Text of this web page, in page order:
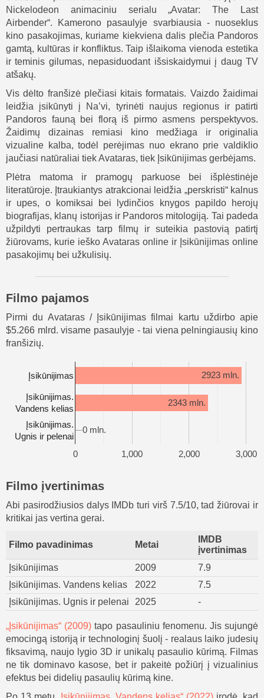
Nickelodeon animaciniu serialu „Avatar: The Last
Airbender“. Kamerono pasaulyje svarbiausia - nuoseklus
kino pasakojimas, kuriame kiekviena dalis plečia Pandoros
gamtą, kultūras ir konfliktus. Taip išlaikoma vienoda estetika
ir teminis gilumas, nepasiduodant išsiskaidymui į daug TV
atšakų.
Vis dėlto franšizė plečiasi kitais formatais. Vaizdo žaidimai
leidžia įsikūnyti į Na’vi, tyrinėti naujus regionus ir patirti
Pandoros fauną bei florą iš pirmo asmens perspektyvos.
Žaidimų dizainas remiasi kino medžiaga ir originalia
vizualine kalba, todėl perėjimas nuo ekrano prie valdiklio
jaučiasi natūraliai tiek Avataras, tiek Įsikūnijimas gerbėjams.
Plėtra matoma ir pramogų parkuose bei išplėstinėje
literatūroje. Įtraukiantys atrakcionai leidžia „perskristi“ kalnus
ir upes, o komiksai bei lydinčios knygos papildo herojų
biografijas, klanų istorijas ir Pandoros mitologiją. Tai padeda
užpildyti pertraukas tarp filmų ir suteikia pastovią patirtį
žiūrovams, kurie ieško Avataras online ir Įsikūnijimas online
pasakojimų bei užkulisių.
Filmo pajamos
Pirmi du Avataras / Įsikūnijimas filmai kartu uždirbo apie
$5.266 mlrd. visame pasaulyje - tai viena pelningiausių kino
franšizių.
0 1,000 2,000 3,000
Įsikūnijimas
Įsikūnijimas.
Vandens kelias
Įsikūnijimas.
Ugnis ir pelenai
2923 mln.
2343 mln.
0 mln.
Filmo įvertinimas
Abi pasirodžiusios dalys IMDb turi virš 7.5/10, tad žiūrovai ir
kritikai jas vertina gerai.
Filmo pavadinimas Metai
IMDB
įvertinimas
Įsikūnijimas
2009
7.9
Įsikūnijimas. Vandens kelias
2022
7.5
Įsikūnijimas. Ugnis ir pelenai
2025 -
„Įsikūnijimas“ (2009) tapo pasauliniu fenomenu. Jis sujungė
emocingą istoriją ir technologinį šuolį - realaus laiko judesių
fiksavimą, naujo lygio 3D ir unikalų pasaulio kūrimą. Filmas
ne tik dominavo kasose, bet ir pakeitė požiūrį į vizualinius
efektus bei didelių pasaulių kūrimą kine.